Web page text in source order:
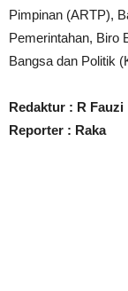
Pimpinan (ARTP),
Pemerintahan, Biro
Bangsa dan Politik
Redaktur : R Fauzi
Reporter : Raka